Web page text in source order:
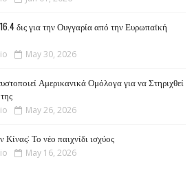
δις για την Ουγγαρία από την Ευρωπαϊκή
May 30, 2026
Αμερικανικά Ομόλογα για να Στηριχθεί
May 26, 2026
Το νέο παιχνίδι ισχύος
May 16, 2026